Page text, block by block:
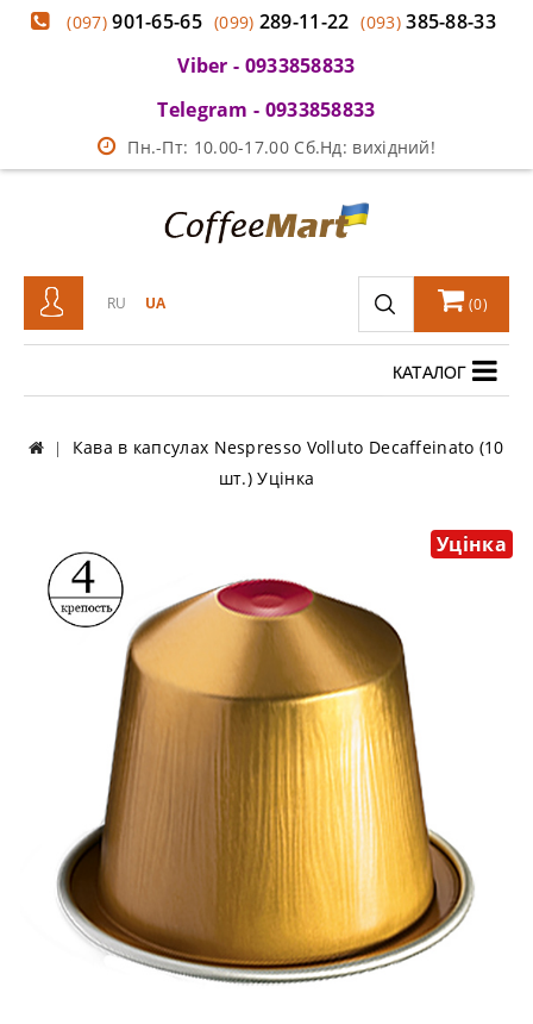
(097)901-65-65 (099) 289-11-22 (093)385-88-33
Viber - 0933858833
Telegram - 0933858833
Пн.-Пт: 10.00-17.00 Сб.Нд: вихідний!
RU UA (0)
КАТАЛОГ
Кава в капсулах Nespresso Volluto Decaffeinato (10
шт.) Уцінка
Уцінка